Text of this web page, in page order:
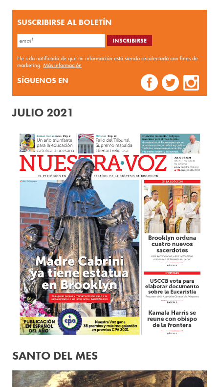
SUSCRIBIRSE AL BOLETÍN
He sido notificado de que mi información está siendo recolectada con fines de
marketing.Más información
SÍGUENOS EN
JULIO 2021
SANTO DEL MES